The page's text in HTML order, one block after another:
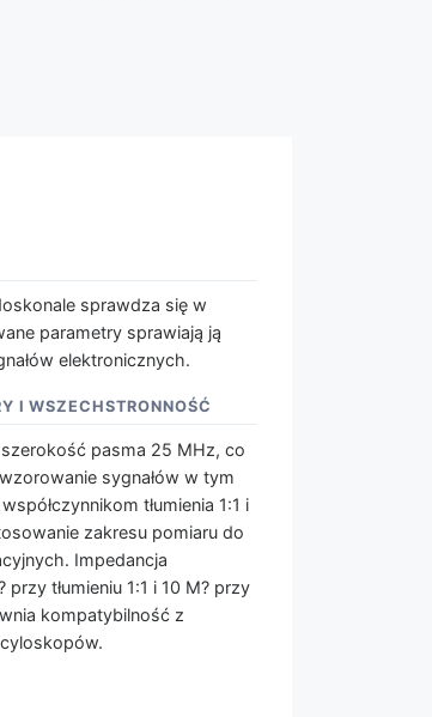
sprawdza się w
parametry sprawiają ją
elektronicznych.
I WSZECHSTRONNOŚĆ
pasma 25 MHz, co
sygnałów w tym
tłumienia 1:1 i
zakresu pomiaru do
Impedancja
tłumieniu 1:1 i 10 M? przy
kompatybilność z